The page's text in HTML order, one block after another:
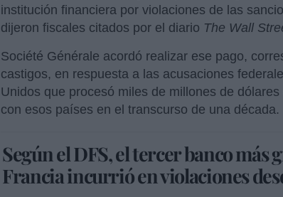
institución financiera por violaciones de las
dijeron fiscales citados por el diario The Wall
Société Générale acordó realizar ese pago,
castigos, en respuesta a las acusaciones
Unidos que procesó miles de millones de
con esos países en el transcurso de una década.
Según el DFS, el tercer banco más
Francia incurrió en violaciones